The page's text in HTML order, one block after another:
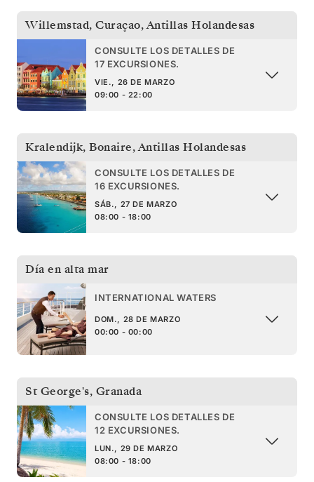
Willemstad, Curaçao,Antillas Holandesas
CONSULTE LOS DETALLES DE
17 EXCURSIONES.
VIE., 26 DE MARZO
09:00 - 22:00
Kralendijk, Bonaire,Antillas Holandesas
CONSULTE LOS DETALLES DE
16 EXCURSIONES.
SÁB., 27 DE MARZO
08:00 - 18:00
Día en alta mar
INTERNATIONAL WATERS
DOM., 28 DE MARZO
00:00 - 00:00
St George's, Granada
CONSULTE LOS DETALLES DE
12 EXCURSIONES.
LUN., 29 DE MARZO
08:00 - 18:00